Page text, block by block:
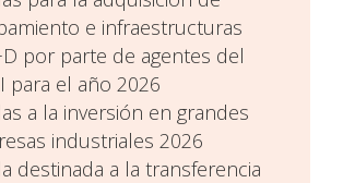
e infraestructuras
por parte de agentes del
para el año 2026
a la inversión en grandes
industriales 2026
destinada a la transferencia